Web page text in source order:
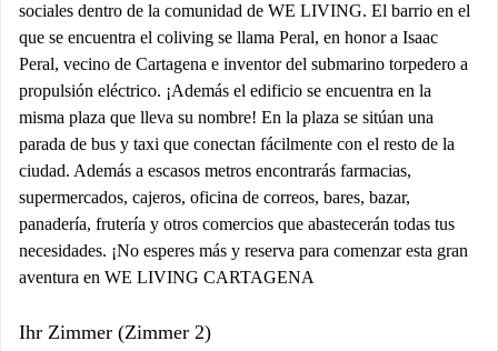
sociales dentro de la comunidad de WE LIVING. El barrio en el
que se encuentra el coliving se llama Peral, en honor a Isaac
Peral, vecino de Cartagena e inventor del submarino torpedero a
propulsión eléctrico. ¡Además el edificio se encuentra en la
misma plaza que lleva su nombre! En la plaza se sitúan una
parada de bus y taxi que conectan fácilmente con el resto de la
ciudad. Además a escasos metros encontrarás farmacias,
supermercados, cajeros, oficina de correos, bares, bazar,
panadería, frutería y otros comercios que abastecerán todas tus
necesidades. ¡No esperes más y reserva para comenzar esta gran
aventura en WE LIVING CARTAGENA
Ihr Zimmer (Zimmer 2)